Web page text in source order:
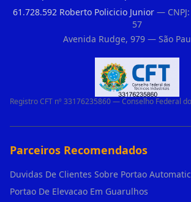
61.728.592 Roberto Policicio Junior— CNPJ:
57
Avenida Rudge, 979 — São
Registro CFT nº 33176235860 — Conselho Federal
Parceiros Recomendados
Portao De Elevacao Em Guarulhos